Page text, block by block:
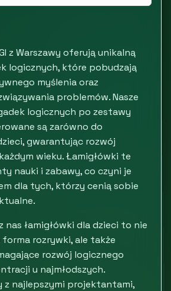
z Warszawy oferują unikalną
logicznych, które pobudzają
myślenia oraz
problemów. Nasze
logicznych po zestawy
są zarówno do
gwarantując rozwój
wieku. Łamigłówki te
nauki i zabawy, co czyni je
dla tych, którzy cenią sobie
nas łamigłówki dla dzieci to nie
rozrywki, ale także
rozwój logicznego
u najmłodszych.
z najlepszymi projektantami,